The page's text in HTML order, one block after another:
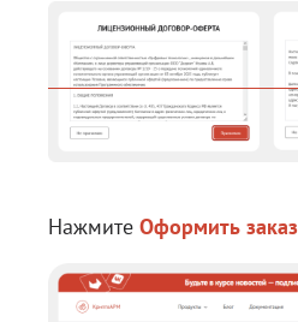
Нажмите Оформить заказ